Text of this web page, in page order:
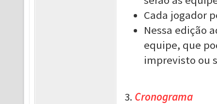
Cada jogador
Nessa edição
equipe, que
imprevisto ou
3. Cronograma